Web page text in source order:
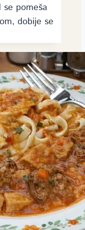
pomeša
dobije se